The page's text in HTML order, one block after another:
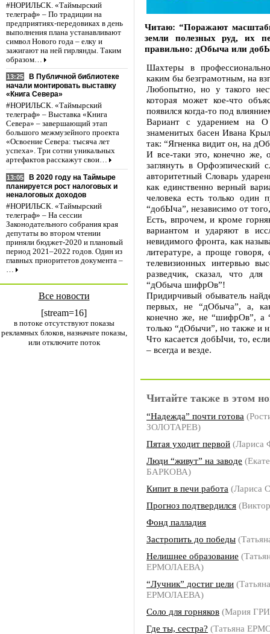
#НОРИЛЬСК. «Таймырский
телеграф» – По традиции на
предприятиях-передовиках в день
выполнения плана устанавливают
символ Нового года – елку и
зажигают на ней гирлянды. Таким
образом…
13:25
В Публичной библиотеке
начали монтировать выставку
«Книга Севера»
#НОРИЛЬСК. «Таймырский
телеграф» – Выставка «Книга
Севера» – завершающий этап
большого межмузейного проекта
«Освоение Севера: тысяча лет
успеха». Три сотни уникальных
артефактов расскажут свои…
13:05
В 2020 году на Таймыре
планируется рост налоговых и
неналоговых доходов
#НОРИЛЬСК. «Таймырский
телеграф» – На сессии
Законодательного собрания края
депутаты во втором чтении
приняли бюджет-2020 и плановый
период 2021–2022 годов. Один из
главных приоритетов документа –
…
Все новости
[stream=16]
в потоке отсутствуют показы
рекламных блоков, назначьте показы,
или отключите поток
Читаю: “Поражают
земли полезных руд, их
правильно: дОбыча или
Шахтеры в
каким бы безграмотным, на
Любопытно, но у такого
которая может кое-что
появился когда-то под
Вариант с ударением на
знаменитых басен Ивана
так: “Ягненка видит он, на
И все-таки это, конечно же,
заглянуть в Орфоэпический
авторитетный Словарь
как единственно верный
человека есть только
“добЫча”, независимо от
Есть, впрочем, и кроме
вариантом и ударяют в
невидимого фронта, как
литературе, а проще
телевизионных интервью
разведчик, сказал, что
“дОбыча шифрОв”!
Придирчивый обыватель
первых, не “дОбыча”, а,
конечно же, не “шифрОв”, а
только “дОбычи”, но также и
Что касается добЫчи, то,
– всегда и везде.
Читайте также в этом
“Надежда” почти готова
ЗОЛОТАРЕВ)
Пятая уходит первой
Люди “живут” на заводе
БАРКОВА)
Кипит в печи работа (Лариса
Прогноз подтвердился
Фонд палладия
Застропить до победы
Нелишнее образование
ЕРМОЛАЕВА)
“Лучник” достиг цели (Татьяна
ЕРМОЛАЕВА)
Соло для горняков (Мария
Где ты, сестра? (Татьяна